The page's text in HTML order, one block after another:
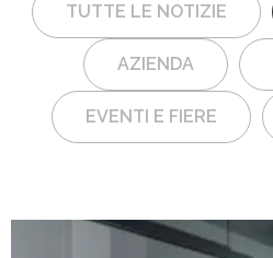
TUTTE LE NOTIZIE
AZIENDA
EVENTI E FIERE